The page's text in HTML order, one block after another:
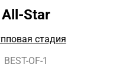
All-Star
стадия
BEST-OF-1